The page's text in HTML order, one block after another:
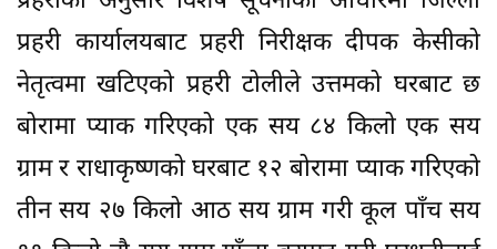
प्रहरी कार्यालयबाट प्रहरी निरीक्षक दीपक केसीको
नेतृत्वमा खटिएको प्रहरी टोलीले उत्तमको घरबाट छ
बोरामा प्याक गरिएको एक सय ८४ किलो एक सय
ग्राम र राधाकृष्णको घरबाट १२ बोरामा प्याक गरिएको
तीन सय २७ किलो आठ सय ग्राम गरी कूल पाँच सय